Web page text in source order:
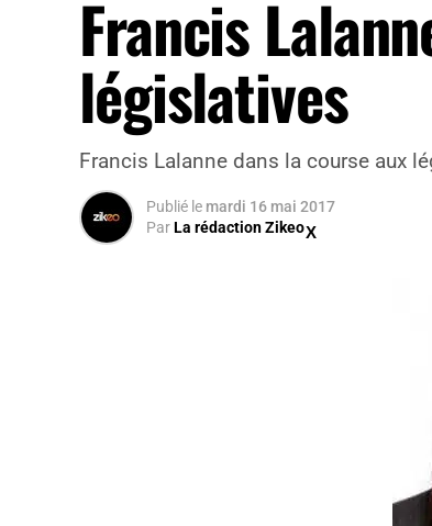
Francis
législatives
Francis Lalanne dans la course aux
Publié le mardi 16 mai 2017
ParLa rédaction Zikeo